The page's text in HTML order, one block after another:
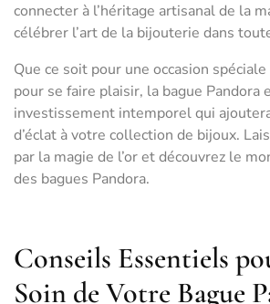
connecter à l’héritage artisanal de la
célébrer l’art de la bijouterie dans
Que ce soit pour une occasion
pour se faire plaisir, la bague Pandora
investissement intemporel qui
d’éclat à votre collection de bijoux.
par la magie de l’or et découvrez le
des bagues Pandora.
Conseils Essentiels
Soin de Votre Bague